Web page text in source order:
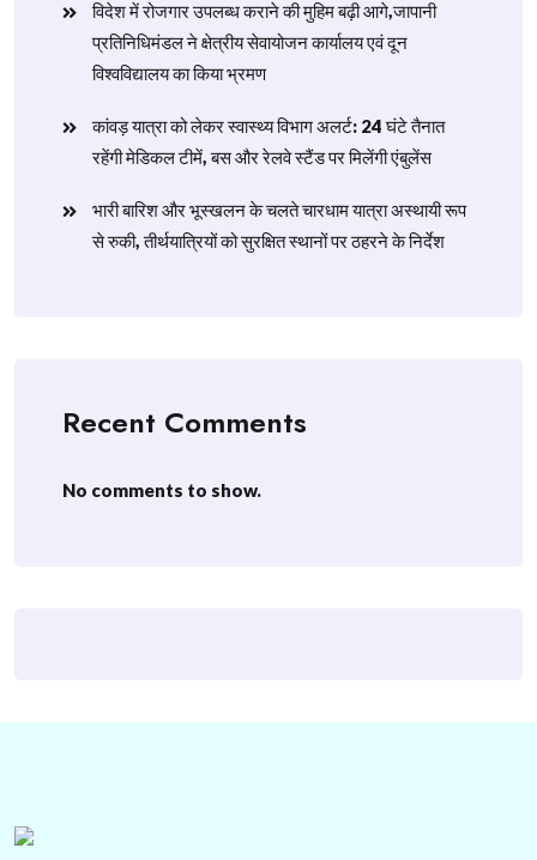
विदेश में रोजगार उपलब्ध कराने की मुहिम बढ़ी आगे,जापानी
प्रतिनिधिमंडल ने क्षेत्रीय सेवायोजन कार्यालय एवं दून
विश्वविद्यालय का किया भ्रमण
​कांवड़ यात्रा को लेकर स्वास्थ्य विभाग अलर्ट: 24 घंटे तैनात
रहेंगी मेडिकल टीमें, बस और रेलवे स्टैंड पर मिलेंगी एंबुलेंस
​भारी बारिश और भूस्खलन के चलते चारधाम यात्रा अस्थायी रूप
से रुकी, तीर्थयात्रियों को सुरक्षित स्थानों पर ठहरने के निर्देश
Recent Comments
No comments to show.